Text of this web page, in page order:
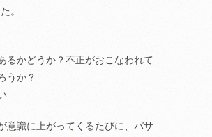
。
るかどうか？不正がおこなわれて
うか？
意識に上がってくるたびに、バサ